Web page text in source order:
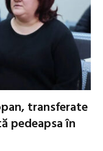
transferate
pedeapsa în